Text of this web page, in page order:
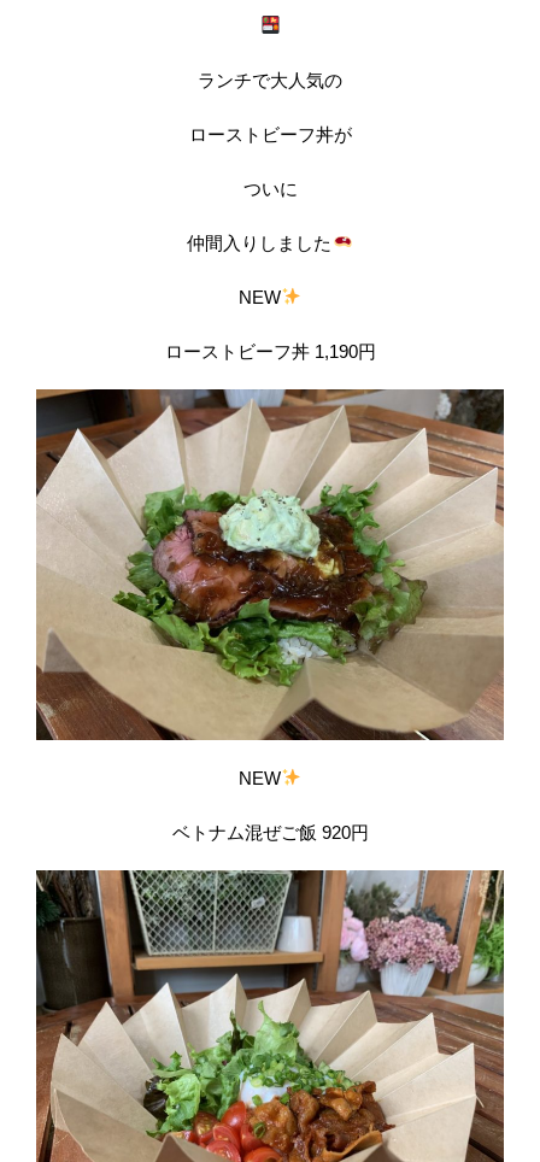
ランチで大人気の
ローストビーフ丼が
ついに
仲間入りしました
NEW
ローストビーフ丼 1,190円
NEW
ベトナム混ぜご飯 920円